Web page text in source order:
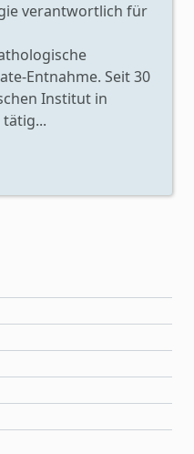
verantwortlich für
Entnahme. Seit 30
Institut in